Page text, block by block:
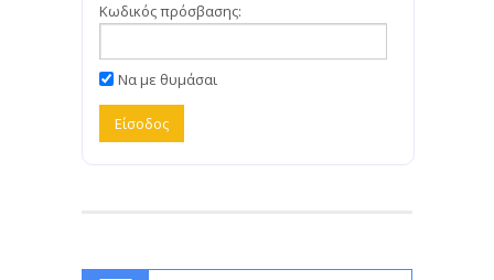
Κωδικός πρόσβασης:
Να με θυμάσαι